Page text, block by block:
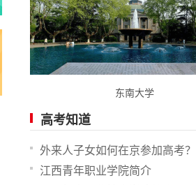
东南大学
高考知道
外来人子女如何在京参加高考？
江西青年职业学院简介